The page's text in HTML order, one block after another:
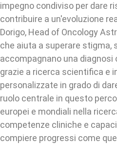
impegno condiviso per dare
contribuire a un'evoluzione
Dorigo, Head of Oncology
che aiuta a superare stigma,
accompagnano una diagnosi
grazie a ricerca scientifica e
personalizzate in grado di
ruolo centrale in questo
europei e mondiali nella
competenze cliniche e
compiere progressi come